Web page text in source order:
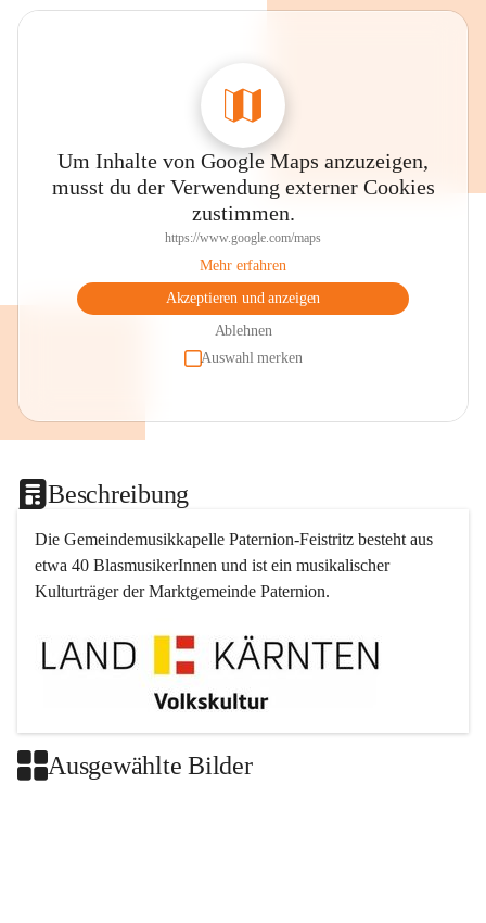
Um Inhalte von Google Maps anzuzeigen,
musst du der Verwendung externer Cookies
zustimmen.
https://www.google.com/maps
Mehr erfahren
Akzeptieren und anzeigen
Ablehnen
Auswahl merken
Beschreibung
Die Gemeindemusikkapelle Paternion-Feistritz besteht aus
etwa 40 BlasmusikerInnen und ist ein musikalischer
Kulturträger der Marktgemeinde Paternion.
Ausgewählte Bilder